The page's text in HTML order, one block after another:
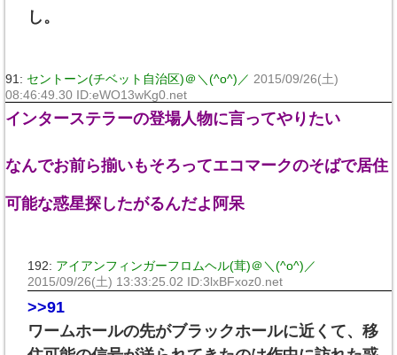
し。
91: セントーン(チベット自治区)＠＼(^o^)／ 2015/09/26(土)
08:46:49.30 ID:eWO13wKg0.net
インターステラーの登場人物に言ってやりたい
なんでお前ら揃いもそろってエコマークのそばで居住
可能な惑星探したがるんだよ阿呆
192: アイアンフィンガーフロムヘル(茸)＠＼(^o^)／
2015/09/26(土) 13:33:25.02 ID:3lxBFxoz0.net
>>91
ワームホールの先がブラックホールに近くて、移